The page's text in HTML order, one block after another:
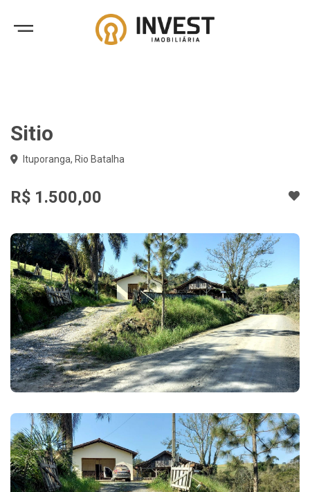
Sitio
Ituporanga, Rio Batalha
R$ 1.500,00